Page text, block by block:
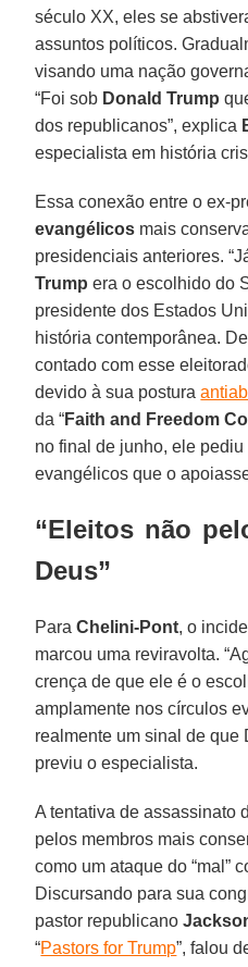
século XX, eles se
assuntos políticos.
visando uma nação
“Foi sob Donald Trump
dos republicanos”, explica
especialista em história
Essa conexão entre o ex-
evangélicos mais
presidenciais anteriores.
Trump era o escolhido do
presidente dos Estados
história contemporânea.
contado com esse
devido à sua postura
da “Faith and Freedom
no final de junho, ele
evangélicos que o
“Eleitos não
Deus”
ParaChelini-Pont, o
marcou uma reviravolta.
crença de que ele é o
amplamente nos círculos
realmente um sinal de que
previu o especialista.
A tentativa de assassinato
pelos membros mais
como um ataque do “mal”
Discursando para sua
pastor republicano
“Pastors for Trump”, falou